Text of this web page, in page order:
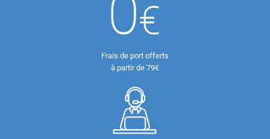
Frais de port offerts
à partir de 79€